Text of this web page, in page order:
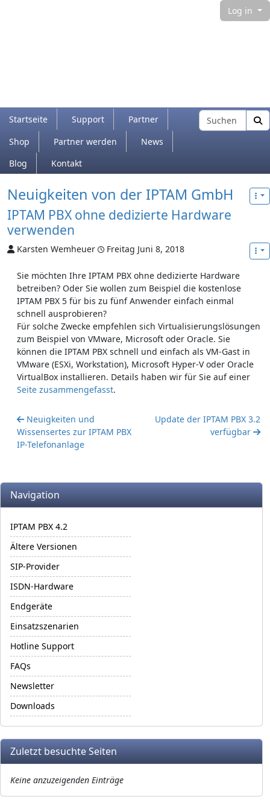
Log in
Navigation and related functionality and
Startseite Support
Partner
Shop
Partner werden
News
Blog
Kontakt
Find
Neuigkeiten von der IPTAM GmbH
IPTAM PBX ohne dedizierte Hardware
verwenden
Karsten Wemheuer Freitag Juni 8, 2018
Sie möchten Ihre IPTAM PBX ohne dedizierte Hardware
betreiben? Oder Sie wollen zum Beispiel die kostenlose
IPTAM PBX 5 für bis zu fünf Anwender einfach einmal
schnell ausprobieren?
Für solche Zwecke empfehlen sich Virtualisierungslösungen
zum Beispiel von VMware, Microsoft oder Oracle. Sie
können die IPTAM PBX schnell und einfach als VM-Gast in
VMware (ESXi, Workstation), Microsoft Hyper-V oder Oracle
VirtualBox installieren. Details haben wir für Sie auf einer
Seite zusammengefasst.
Neuigkeiten und
Wissensertes zur IPTAM PBX
IP-Telefonanlage
Update der IPTAM PBX 3.2
verfügbar
More content and functionality (left side)
Navigation
IPTAM PBX 4.2
Ältere Versionen
SIP-Provider
ISDN-Hardware
Endgeräte
Einsatzszenarien
Hotline Support
FAQs
Newsletter
Downloads
Zuletzt besuchte Seiten
Keine anzuzeigenden Einträge